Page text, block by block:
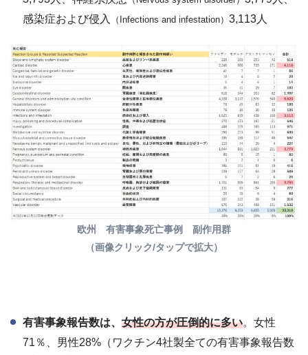
感染症および侵入
（Infections and infestation） 3,113人
欧州 有害事象死亡事例 副作用群
（画像クリック/タップで拡大）
有害事象報告数は、 女性の方が圧倒的に多い。女性
71％、男性28%（ワクチン4社製全ての有害事象報告数